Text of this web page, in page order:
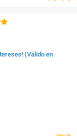
(Válido en